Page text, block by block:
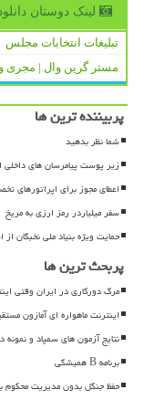
لینک دوستان
تبلیغات انتخابات مجلس
مستر گرین وال | مجری و
پربیننده ترین ها
شما نظر بدهید
زیر پوست پیامرسان های داخلی
اعطای مجوز برای
سفر میلیاردر رمز ارزی به مریخ
حمایت ویژه بنیاد ملی نخبگان
پربحث ترین ها
مرگ دورکاری در ایران وقتی
اینترنت ماهواره ای آمازون
نتایج آزمون های سمپاد و
برنامه B همیشگی
حفظ جنگل بدون مدیریت